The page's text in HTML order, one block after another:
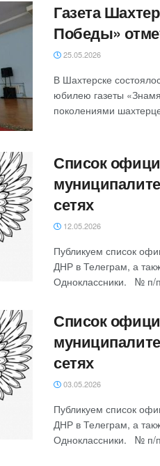
‎Газета
Победы»
25.05.2026
‎‎В Шахтерске
юбилею газеты
поколениями
Список
сетях
12.05.2026
Публикуем список
ДНР в Телеграм, а
Одноклассники. № п/
Список
сетях
03.05.2026
Публикуем список
ДНР в Телеграм, а
Одноклассники. № п/